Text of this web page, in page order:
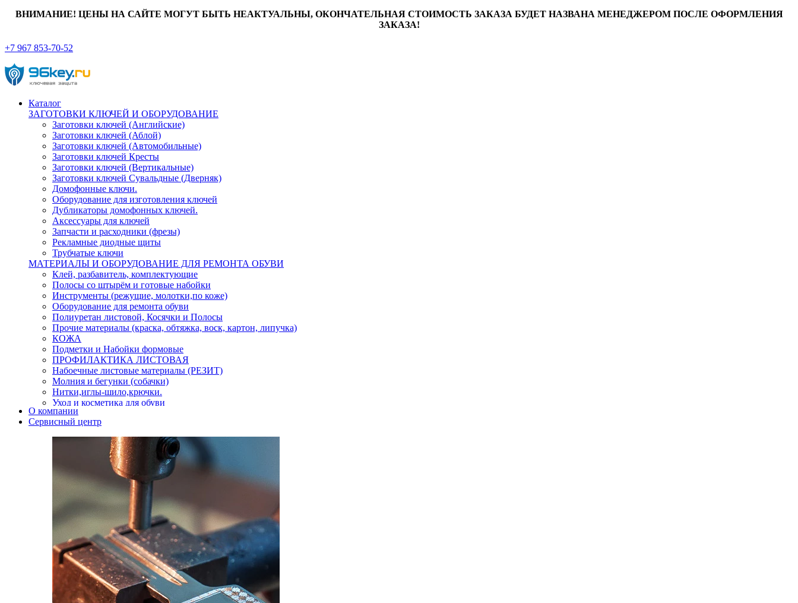
ВНИМАНИЕ! ЦЕНЫ НА САЙТЕ МОГУТ БЫТЬ НЕАКТУАЛЬНЫ, ОКОНЧАТЕЛЬНАЯ СТОИМОСТЬ ЗАКАЗА БУДЕТ НАЗВАНА МЕНЕДЖЕРОМ ПОСЛЕ ОФОРМЛЕНИЯ
ЗАКАЗА!
+7 967 853-70-52
Каталог
ЗАГОТОВКИ КЛЮЧЕЙ И ОБОРУДОВАНИЕ
Заготовки ключей (Английские)
Заготовки ключей (Аблой)
Заготовки ключей (Автомобильные)
Заготовки ключей Кресты
Заготовки ключей (Вертикальные)
Заготовки ключей Сувальдные (Дверняк)
Домофонные ключи.
Оборудование для изготовления ключей
Дубликаторы домофонных ключей.
Аксессуары для ключей
Запчасти и расходники (фрезы)
Рекламные диодные щиты
Трубчатые ключи
МАТЕРИАЛЫ И ОБОРУДОВАНИЕ ДЛЯ РЕМОНТА ОБУВИ
Клей, разбавитель, комплектующие
Полосы со штырём и готовые набойки
Инструменты (режущие, молотки,по коже)
Оборудование для ремонта обуви
Полиуретан листовой, Косячки и Полосы
Прочие материалы (краска, обтяжка, воск, картон, липучка)
КОЖА
Подметки и Набойки формовые
ПРОФИЛАКТИКА ЛИСТОВАЯ
Набоечные листовые материалы (РЕЗИТ)
Молния и бегунки (собачки)
Нитки,иглы-шило,крючки.
Уход и косметика для обуви
Кнопки (магнитые,кобурные)
Пряжки для ремня
О компании
Сервисный центр